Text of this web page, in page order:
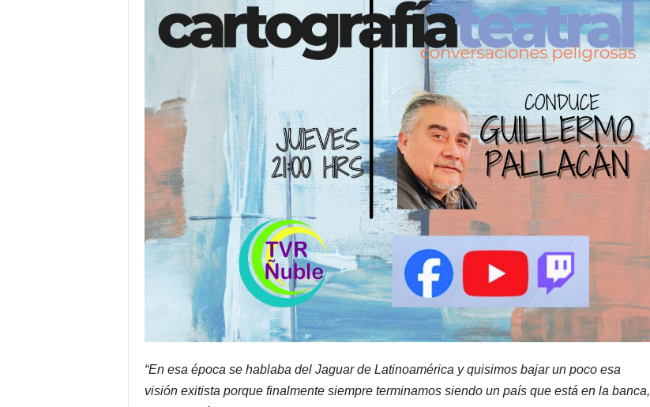
“En esa época se hablaba del Jaguar de Latinoamérica y quisimos bajar un poco esa
visión exitista porque finalmente siempre terminamos siendo un país que está en la banca,